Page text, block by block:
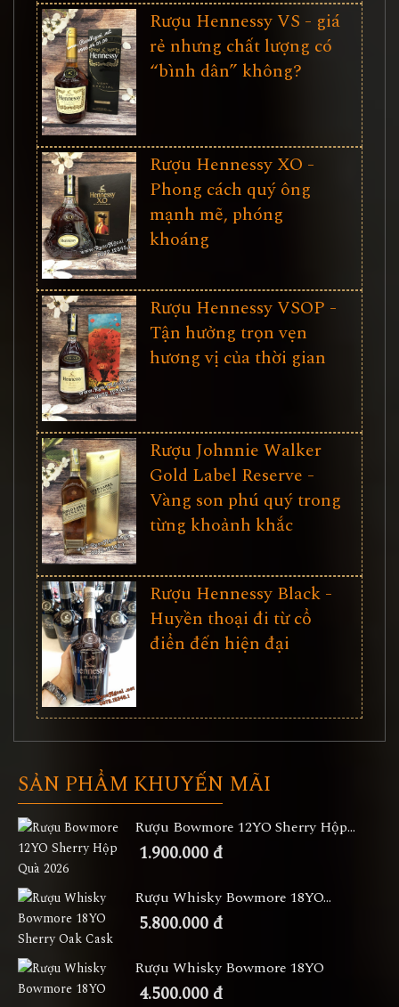
Rượu Hennessy VS - giá
rẻ nhưng chất lượng có
“bình dân” không?
Rượu Hennessy XO -
Phong cách quý ông
mạnh mẽ, phóng
khoáng
Rượu Hennessy VSOP -
Tận hưởng trọn vẹn
hương vị của thời gian
Rượu Johnnie Walker
Gold Label Reserve -
Vàng son phú quý trong
từng khoảnh khắc
Rượu Hennessy Black -
Huyền thoại đi từ cổ
điển đến hiện đại
SẢN PHẨM KHUYẾN MÃI
Rượu Bowmore 12YO Sherry Hộp...
1.900.000 đ
Rượu Whisky Bowmore 18YO...
5.800.000 đ
Rượu Whisky Bowmore 18YO
4.500.000 đ